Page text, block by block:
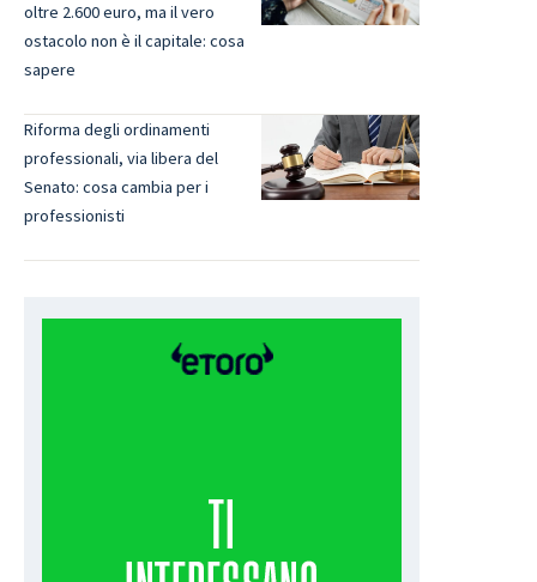
oltre 2.600 euro, ma il vero
ostacolo non è il capitale: cosa
sapere
Riforma degli ordinamenti
professionali, via libera del
Senato: cosa cambia per i
professionisti